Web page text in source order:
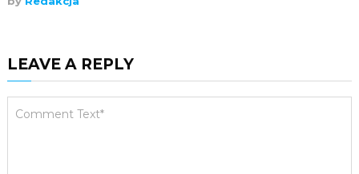
LEAVE A REPLY